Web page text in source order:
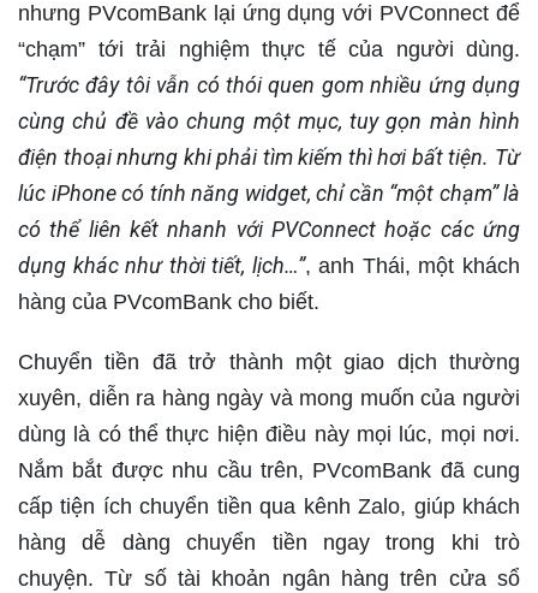
nhưng PVcomBank lại ứng dụng với PVConnect để
“chạm” tới trải nghiệm thực tế của người dùng.
“Trước đây tôi vẫn có thói quen gom nhiều ứng dụng
cùng chủ đề vào chung một mục, tuy gọn màn hình
điện thoại nhưng khi phải tìm kiếm thì hơi bất tiện. Từ
lúc iPhone có tính năng widget, chỉ cần “một chạm” là
có thể liên kết nhanh với PVConnect hoặc các ứng
dụng khác như thời tiết, lịch…”, anh Thái, một khách
hàng của PVcomBank cho biết.
Chuyển tiền đã trở thành một giao dịch thường
xuyên, diễn ra hàng ngày và mong muốn của người
dùng là có thể thực hiện điều này mọi lúc, mọi nơi.
Nắm bắt được nhu cầu trên, PVcomBank đã cung
cấp tiện ích chuyển tiền qua kênh Zalo, giúp khách
hàng dễ dàng chuyển tiền ngay trong khi trò
chuyện. Từ số tài khoản ngân hàng trên cửa sổ